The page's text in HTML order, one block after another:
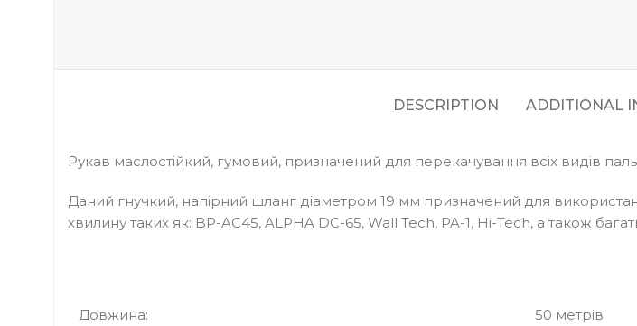
DESCRIPTION ADDITIONAL
Рукав маслостійкий, гумовий, призначений для перекачування всіх видів
Даний гнучкий, напірний шланг діаметром 19 мм призначений для
хвилину таких як: BP-AC45, ALPHA DC-65, Wall Tech, PA-1, Hi-Tech, а також
Довжина: 50 метрів